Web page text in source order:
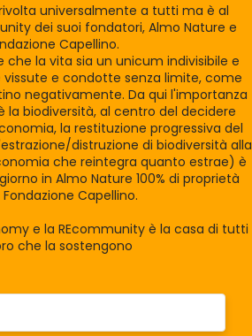
universalmente a tutti ma è al
dei suoi fondatori, Almo Nature e
Capellino.
che la vita sia un unicum indivisibile e
e condotte senza limite, come
negativamente. Da qui l'importanza
la biodiversità, al centro del decidere
la restituzione progressiva del
distruzione di biodiversità alla
che reintegra quanto estrae) è
in Almo Nature 100% di proprietà
Capellino.
e la REcommunity è la casa di tutti
che la sostengono